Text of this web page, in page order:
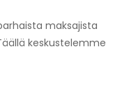
maksajista
keskustelemme